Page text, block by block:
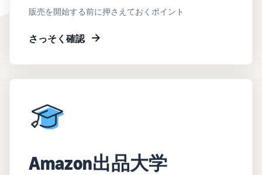
販売を開始する前に押さえておくポイント
さっそく確認
Amazon出品大学